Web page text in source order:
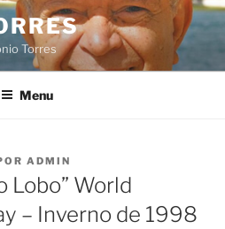
Torres
Menu
ADMIN
Lobo” World
– Inverno de 1998